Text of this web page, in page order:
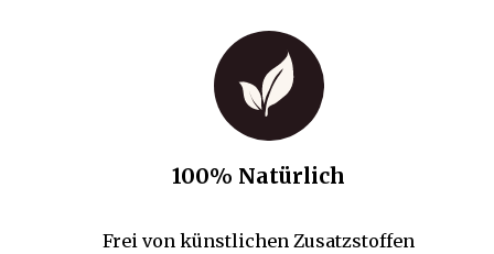
100% Natürlich
Frei von künstlichen Zusatzstoffen